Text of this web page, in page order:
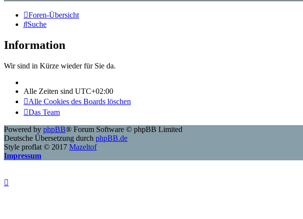
Foren-Übersicht
Suche
Information
Wir sind in Kürze wieder für Sie da.
Alle Zeiten sind UTC+02:00
Alle Cookies des Boards löschen
Das Team
Powered by phpBB® Forum Software © phpBB Limited
Deutsche Übersetzung durch phpBB.de
Style proflat © 2017 Mazeltof
Impressum